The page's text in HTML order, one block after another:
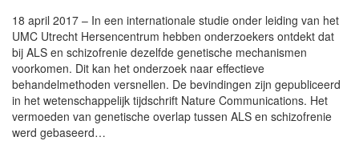
18 april 2017 – In een internationale studie onder leiding van het
UMC Utrecht Hersencentrum hebben onderzoekers ontdekt dat
bij ALS en schizofrenie dezelfde genetische mechanismen
voorkomen. Dit kan het onderzoek naar effectieve
behandelmethoden versnellen. De bevindingen zijn gepubliceerd
in het wetenschappelijk tijdschrift Nature Communications. Het
vermoeden van genetische overlap tussen ALS en schizofrenie
werd gebaseerd…